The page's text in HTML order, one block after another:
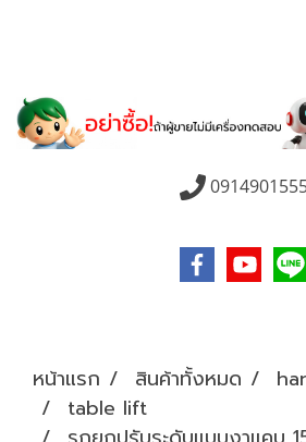
หน้าแรก สินค้าทั้งหมด
table lift